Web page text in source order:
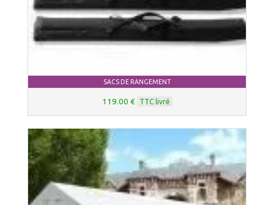
SACS DE RANGEMENT
119.00 € TTC livré